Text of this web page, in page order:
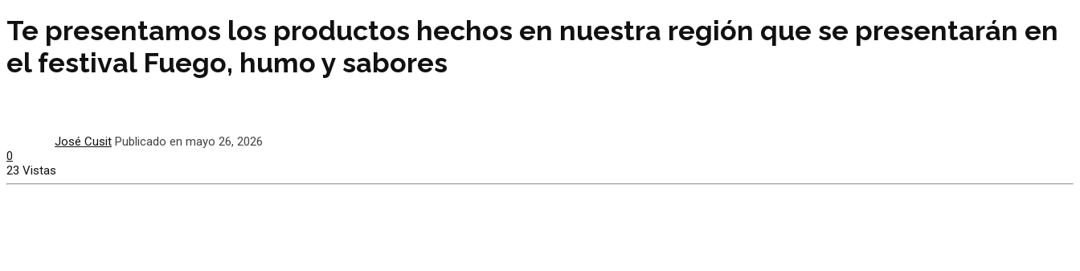
Te presentamos los productos hechos en nuestra región que se presentarán en
el festival Fuego, humo y sabores
José Cusit Publicado en mayo 26, 2026
0
23 Vistas